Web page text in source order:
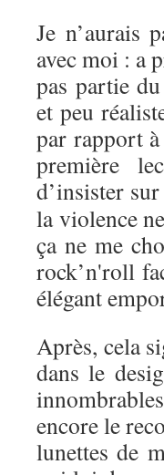
Je n’aurais
avec moi : a
pas partie
et peu
par rapport
première
d’insister
la violence
ça ne me
rock’n'roll
élégant
Après, cela
dans le
encore le
lunettes de